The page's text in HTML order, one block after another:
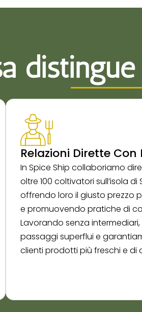
Relazioni Dirette
In Spice Ship collaboriamo
oltre 100 coltivatori sull’isola di
offrendo loro il giusto prezzo
e promuovendo pratiche di
Lavorando senza
passaggi superflui e
clienti prodotti più freschi e di